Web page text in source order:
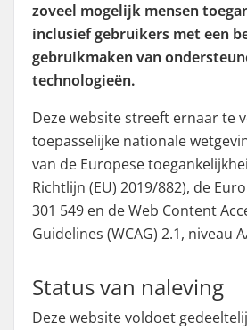
zoveel mogelijk mensen
inclusief gebruikers met een
gebruikmaken van
technologieën.
Deze website streeft ernaar te
toepasselijke nationale
van de Europese
Richtlijn (EU) 2019/882), de
301 549 en de Web Content
Guidelines (WCAG) 2.1, niveau
Status van naleving
Deze website voldoet